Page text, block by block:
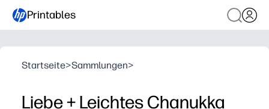
Printables
Startseite>Sammlungen>
Liebe + Leichtes Chanukka